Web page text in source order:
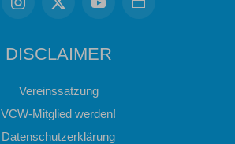
DISCLAIMER
Vereinssatzung
VCW-Mitglied werden!
Datenschutzerklärung